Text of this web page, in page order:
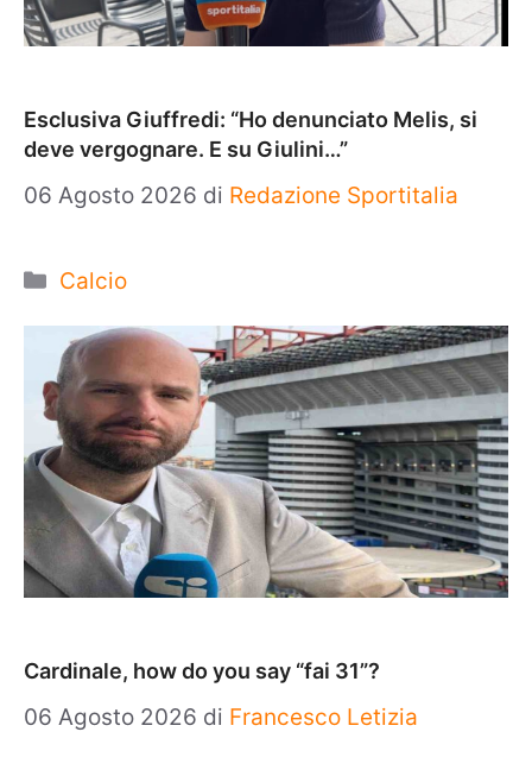
Esclusiva Giuffredi: “Ho denunciato Melis, si
deve vergognare. E su Giulini…”
06 Agosto 2026 di Redazione Sportitalia
Categorie
Calcio
Cardinale, how do you say “fai 31”?
06 Agosto 2026 di Francesco Letizia